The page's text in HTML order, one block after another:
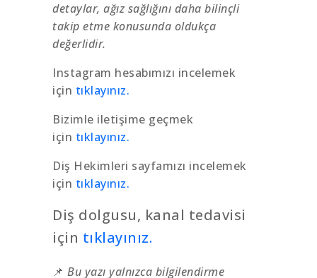
detaylar, ağız sağlığını daha bilinçli
takip etme konusunda oldukça
değerlidir.
Instagram hesabımızı incelemek
için tıklayınız.
Bizimle iletişime geçmek
için tıklayınız.
Diş Hekimleri sayfamızı incelemek
için tıklayınız.
Diş dolgusu, kanal tedavisi
için tıklayınız.
📌 Bu yazı yalnızca bilgilendirme